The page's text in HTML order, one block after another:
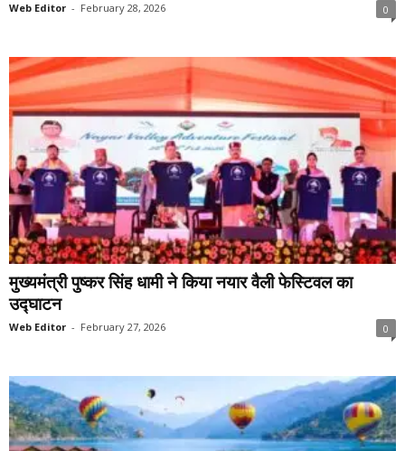
Web Editor - February 28, 2026 0
मुख्यमंत्री पुष्कर सिंह धामी ने किया नयार वैली फेस्टिवल का
उद्घाटन
Web Editor - February 27, 2026 0